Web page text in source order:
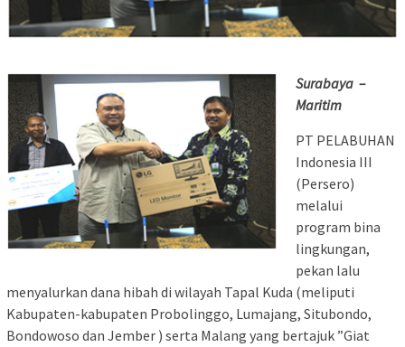
Surabaya –
Maritim
PT PELABUHAN
Indonesia III
(Persero)
melalui
program bina
lingkungan,
pekan lalu
menyalurkan dana hibah di wilayah Tapal Kuda (meliputi
Kabupaten-kabupaten Probolinggo, Lumajang, Situbondo,
Bondowoso dan Jember ) serta Malang yang bertajuk ”Giat